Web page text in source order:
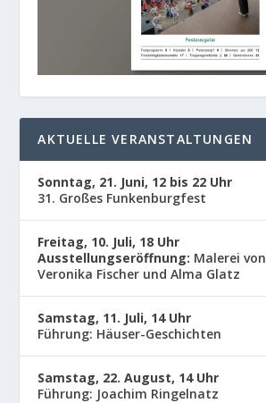
AKTUELLE VERANSTALTUNGEN
Sonntag, 21. Juni, 12 bis 22 Uhr
31. Großes Funkenburgfest
Freitag, 10. Juli, 18 Uhr
Ausstellungseröffnung: Malerei von
Veronika Fischer und Alma Glatz
Samstag, 11. Juli, 14 Uhr
Führung: Häuser-Geschichten
Samstag, 22. August, 14 Uhr
Führung: Joachim Ringelnatz